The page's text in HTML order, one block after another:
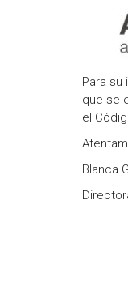
Para su
que se
el
Blanca